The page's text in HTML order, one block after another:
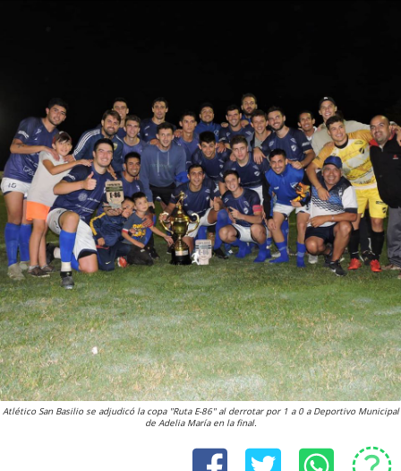
Atlético San Basilio se adjudicó la copa "Ruta E-86" al derrotar por 1 a 0 a Deportivo Municipal
de Adelia María en la final.